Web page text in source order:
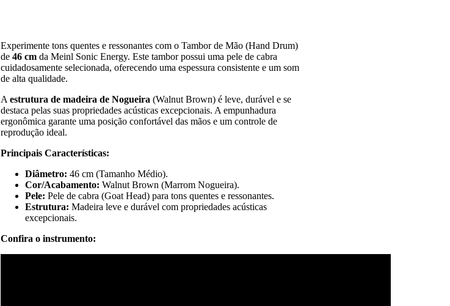
Experimente tons quentes e ressonantes com o Tambor de Mão (Hand Drum)
de 46 cm da Meinl Sonic Energy. Este tambor possui uma pele de cabra
cuidadosamente selecionada, oferecendo uma espessura consistente e um som
de alta qualidade.
A estrutura de madeira de Nogueira (Walnut Brown) é leve, durável e se
destaca pelas suas propriedades acústicas excepcionais. A empunhadura
ergonômica garante uma posição confortável das mãos e um controle de
reprodução ideal.
Principais Características:
Diâmetro: 46 cm (Tamanho Médio).
Cor/Acabamento: Walnut Brown (Marrom Nogueira).
Pele: Pele de cabra (Goat Head) para tons quentes e ressonantes.
Estrutura: Madeira leve e durável com propriedades acústicas
excepcionais.
Confira o instrumento: